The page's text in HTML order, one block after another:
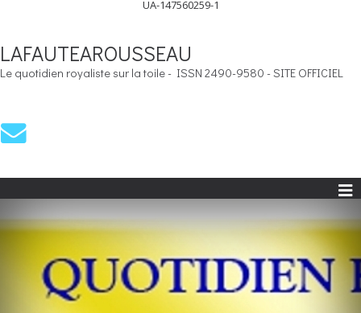
UA-147560259-1
LAFAUTEAROUSSEAU
Le quotidien royaliste sur la toile - ISSN 2490-9580 - SITE OFFICIEL